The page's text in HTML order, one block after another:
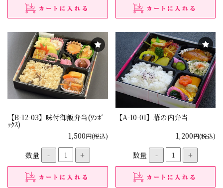
【B-12-03】味付御飯弁当(ﾜﾝﾎﾞ
ｯｸｽ)
1,500円(税込)
数量 - +
【A-10-01】幕の内弁当
1,200円(税込)
数量 - +